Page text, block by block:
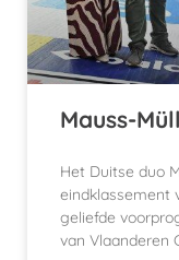
Mauss-
Het Duitse duo
eindklassement
geliefde
van Vlaanderen